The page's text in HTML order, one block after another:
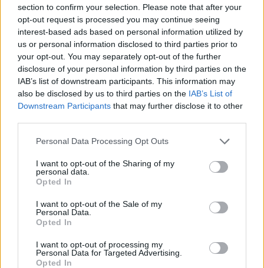
section to confirm your selection. Please note that after your
opt-out request is processed you may continue seeing
interest-based ads based on personal information utilized by
us or personal information disclosed to third parties prior to
your opt-out. You may separately opt-out of the further
disclosure of your personal information by third parties on the
IAB’s list of downstream participants. This information may
also be disclosed by us to third parties on the IAB’s List of
Downstream Participants that may further disclose it to other
Personal Data Processing Opt Outs
I want to opt-out of the Sharing of my
personal data.
Opted In
I want to opt-out of the Sale of my
Personal Data.
Opted In
I want to opt-out of processing my
Personal Data for Targeted Advertising.
Opted In